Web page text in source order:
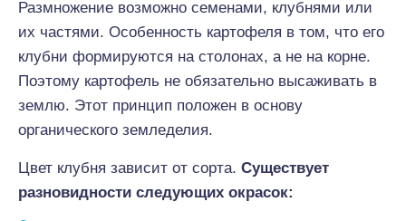
Размножение возможно семенами, клубнями или
их частями. Особенность картофеля в том, что его
клубни формируются на столонах, а не на корне.
Поэтому картофель не обязательно высаживать в
землю. Этот принцип положен в основу
органического земледелия.
Цвет клубня зависит от сорта. Существует
разновидности следующих окрасок: